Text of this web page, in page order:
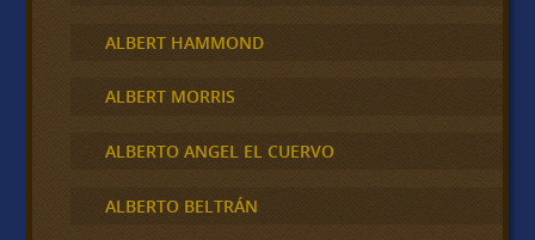
ALBERT HAMMOND
ALBERT MORRIS
ALBERTO ANGEL EL CUERVO
ALBERTO BELTRÁN